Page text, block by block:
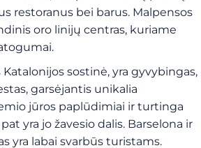
restoranus bei barus. Malpensos
oro linijų centras, kuriame
Katalonijos sostinė, yra gyvybingas,
garsėjantis unikalia
jūros paplūdimiai ir turtinga
yra jo žavesio dalis. Barselona ir
yra labai svarbūs turistams.